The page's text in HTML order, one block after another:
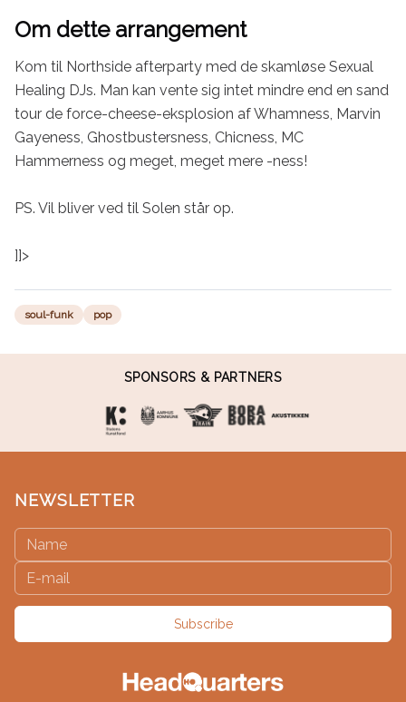
Om dette arrangement
Kom til Northside afterparty med de skamløse Sexual
Healing DJs. Man kan vente sig intet mindre end en sand
tour de force-cheese-eksplosion af Whamness, Marvin
Gayeness, Ghostbustersness, Chicness, MC
Hammerness og meget, meget mere -ness!
PS. Vil bliver ved til Solen står op.
]]>
soul-funk pop
SPONSORS & PARTNERS
NEWSLETTER
Subscribe